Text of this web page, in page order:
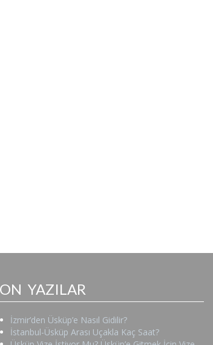
YAZILAR
İzmir’den Üsküp’e Nasıl Gidilir?
İstanbul-Üsküp Arası Uçakla Kaç Saat?